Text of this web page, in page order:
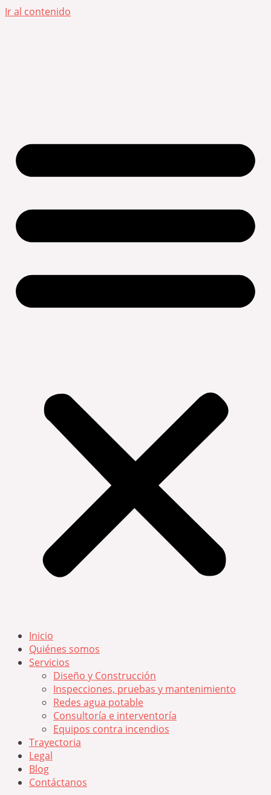
Ir al contenido
Inicio
Quiénes somos
Servicios
Diseño y Construcción
Inspecciones, pruebas y mantenimiento
Redes agua potable
Consultoría e interventoría
Equipos contra incendios
Trayectoria
Legal
Blog
Contáctanos